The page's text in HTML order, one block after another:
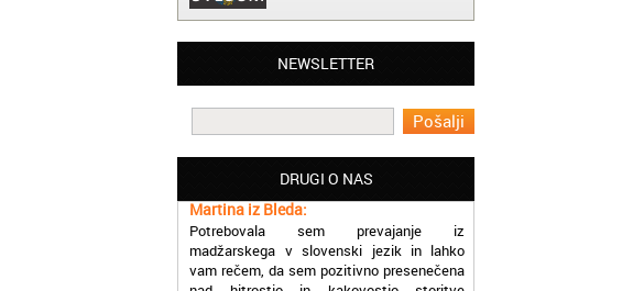
NEWSLETTER
DRUGI O NAS
Matjaž iz Ajdovščine:
prevajalske storitve opravljajo hitro in
učinkoviti.
Martina iz Bleda:
Potrebovala sem prevajanje iz
madžarskega v slovenski jezik in lahko
vam rečem, da sem pozitivno presenečena
nad hitrostjo in kakovostjo storitve
prevajalcev Akademije Oxford.